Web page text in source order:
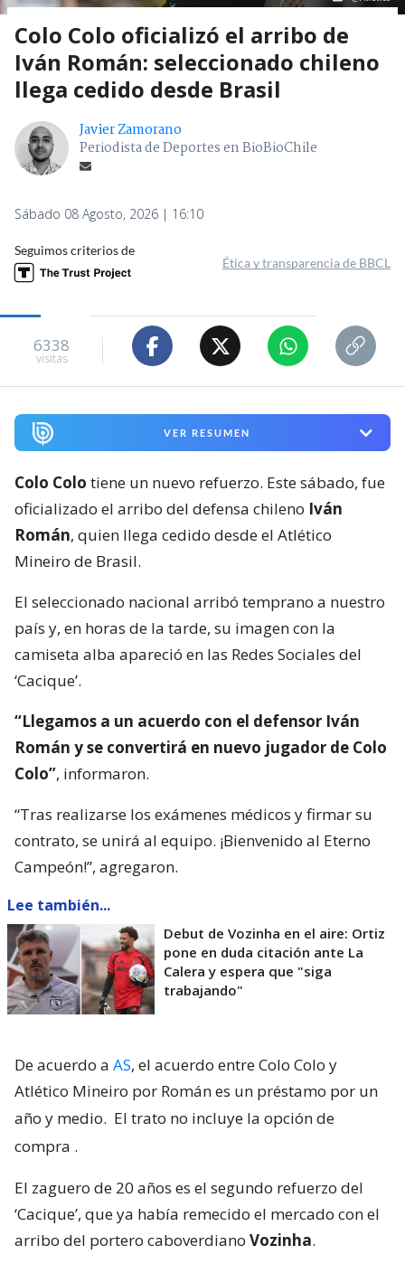
Colo Colo oficializó el arribo de
Iván Román: seleccionado chileno
llega cedido desde Brasil
Javier Zamorano
Periodista de Deportes en BioBioChile
Sábado 08 Agosto, 2026 | 16:10
Seguimos criterios de
Ética y transparencia de BBCL
6338
visitas
VER RESUMEN
Colo Colo tiene un nuevo refuerzo. Este sábado, fue
oficializado el arribo del defensa chileno Iván
Román, quien llega cedido desde el Atlético
Mineiro de Brasil.
El seleccionado nacional arribó temprano a nuestro
país y, en horas de la tarde, su imagen con la
camiseta alba apareció en las Redes Sociales del
‘Cacique’.
“Llegamos a un acuerdo con el defensor Iván
Román y se convertirá en nuevo jugador de Colo
Colo”, informaron.
“Tras realizarse los exámenes médicos y firmar su
contrato, se unirá al equipo. ¡Bienvenido al Eterno
Campeón!”, agregaron.
Lee también...
Debut de Vozinha en el aire: Ortiz
pone en duda citación ante La
Calera y espera que "siga
trabajando"
De acuerdo a AS, el acuerdo entre Colo Colo y
Atlético Mineiro por Román es un préstamo por un
año y medio. El trato no incluye la opción de
compra .
El zaguero de 20 años es el segundo refuerzo del
‘Cacique’, que ya había remecido el mercado con el
arribo del portero caboverdiano Vozinha.